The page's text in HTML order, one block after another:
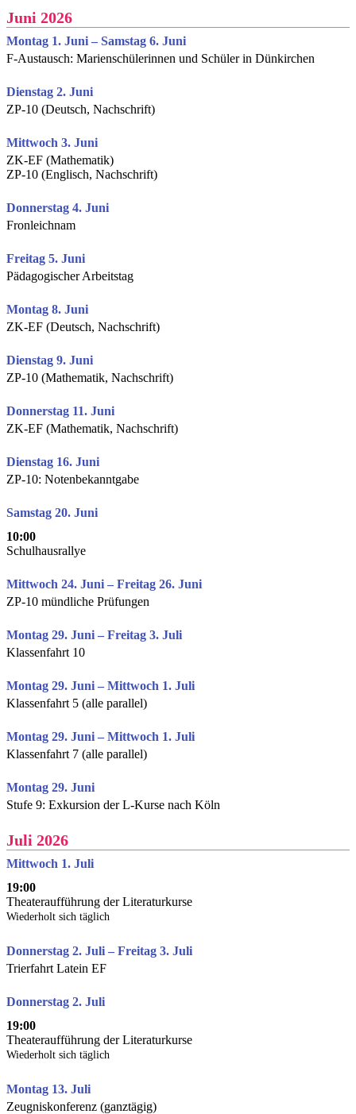
Juni 2026
Montag 1. Juni – Samstag 6. Juni
F-Austausch: Marienschülerinnen und Schüler in Dünkirchen
Dienstag 2. Juni
ZP-10 (Deutsch, Nachschrift)
Mittwoch 3. Juni
ZK-EF (Mathematik)
ZP-10 (Englisch, Nachschrift)
Donnerstag 4. Juni
Fronleichnam
Freitag 5. Juni
Pädagogischer Arbeitstag
Montag 8. Juni
ZK-EF (Deutsch, Nachschrift)
Dienstag 9. Juni
ZP-10 (Mathematik, Nachschrift)
Donnerstag 11. Juni
ZK-EF (Mathematik, Nachschrift)
Dienstag 16. Juni
ZP-10: Notenbekanntgabe
Samstag 20. Juni
10:00
Schulhausrallye
Mittwoch 24. Juni – Freitag 26. Juni
ZP-10 mündliche Prüfungen
Montag 29. Juni – Freitag 3. Juli
Klassenfahrt 10
Montag 29. Juni – Mittwoch 1. Juli
Klassenfahrt 5 (alle parallel)
Montag 29. Juni – Mittwoch 1. Juli
Klassenfahrt 7 (alle parallel)
Montag 29. Juni
Stufe 9: Exkursion der L-Kurse nach Köln
Juli 2026
Mittwoch 1. Juli
19:00
Theateraufführung der Literaturkurse
Wiederholt sich täglich
Donnerstag 2. Juli – Freitag 3. Juli
Trierfahrt Latein EF
Donnerstag 2. Juli
19:00
Theateraufführung der Literaturkurse
Wiederholt sich täglich
Montag 13. Juli
Zeugniskonferenz (ganztägig)